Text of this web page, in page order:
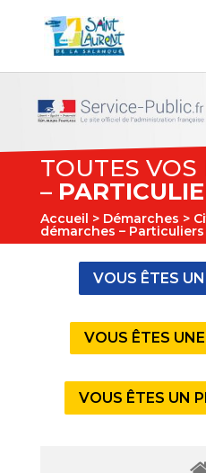
TOUTES
–
Accueil > Démarches >
démarches – Particuliers
VOUS ÊTES
VOUS ÊTES
VOUS ÊTES UN